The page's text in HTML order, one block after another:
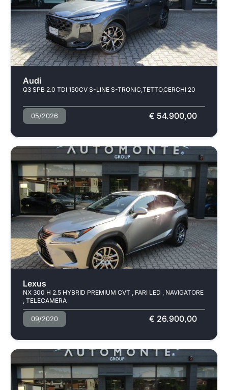
Audi
Q3 SPB 2.0 TDI 150CV S-LINE S-TRONIC,TETTO,CERCHI 20
05/2026 € 54.900,00
Lexus
NX 300 H 2.5 HYBRID PREMIUM CVT , FARI LED , NAVIGATORE
, TELECAMERA
09/2020 € 26.900,00